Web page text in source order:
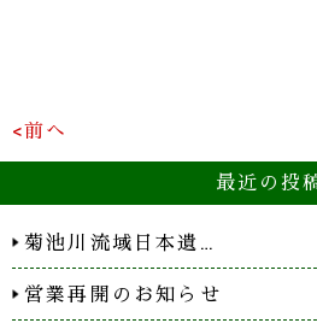
<前へ
最近の投
菊池川流域日本遺…
営業再開のお知らせ